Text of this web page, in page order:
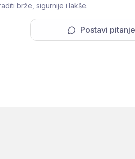
brže, sigurnije i lakše.
Postavi pitanje